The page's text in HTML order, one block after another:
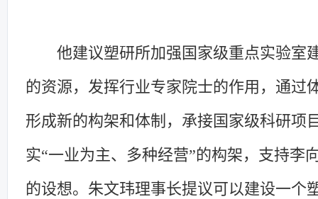
他建议塑研所加强国家级重点实验室
的资源，发挥行业专家院士的作用，通过
形成新的构架和体制，承接国家级科研项
实“一业为主、多种经营”的构架，支持李
的设想。朱文玮理事长提议可以建设一个